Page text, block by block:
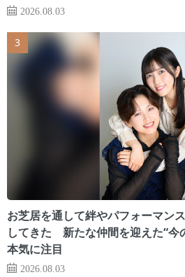
2026.08.03
お芝居を通して絆やパフォーマン
してきた 新たな仲間を迎えた“今
本気に注目
2026.08.03